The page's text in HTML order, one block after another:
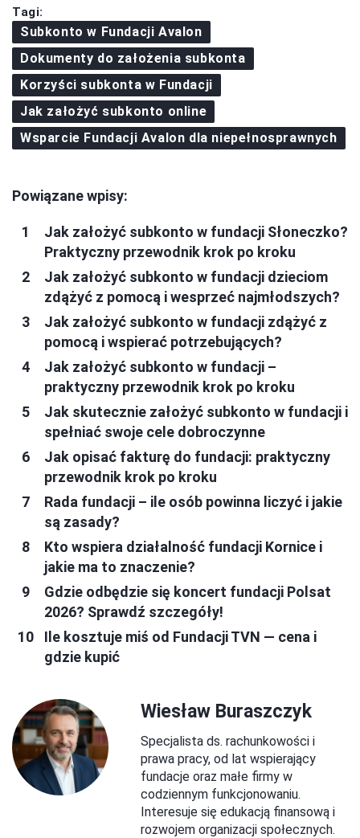
Tagi:
Subkonto w Fundacji Avalon
Dokumenty do założenia subkonta
Korzyści subkonta w Fundacji
Jak założyć subkonto online
Wsparcie Fundacji Avalon dla niepełnosprawnych
Powiązane wpisy:
Jak założyć subkonto w fundacji Słoneczko?
Praktyczny przewodnik krok po kroku
Jak założyć subkonto w fundacji dzieciom
zdążyć z pomocą i wesprzeć najmłodszych?
Jak założyć subkonto w fundacji zdążyć z
pomocą i wspierać potrzebujących?
Jak założyć subkonto w fundacji –
praktyczny przewodnik krok po kroku
Jak skutecznie założyć subkonto w fundacji i
spełniać swoje cele dobroczynne
Jak opisać fakturę do fundacji: praktyczny
przewodnik krok po kroku
Rada fundacji – ile osób powinna liczyć i jakie
są zasady?
Kto wspiera działalność fundacji Kornice i
jakie ma to znaczenie?
Gdzie odbędzie się koncert fundacji Polsat
2026? Sprawdź szczegóły!
Ile kosztuje miś od Fundacji TVN — cena i
gdzie kupić
Wiesław Buraszczyk
Specjalista ds. rachunkowości i
prawa pracy, od lat wspierający
fundacje oraz małe firmy w
codziennym funkcjonowaniu.
Interesuje się edukacją finansową i
rozwojem organizacji społecznych.